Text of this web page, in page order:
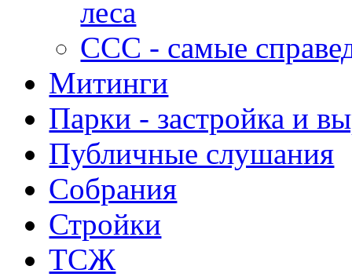
леса
ССС - самые
Митинги
Парки - застройка и
Публичные слушания
Собрания
Стройки
ТСЖ